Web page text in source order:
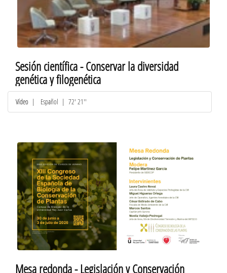
Sesión científica - Conservar la diversidad
genética y filogenética
Vídeo | Español | 72' 21''
Mesa redonda - Legislación y Conservación